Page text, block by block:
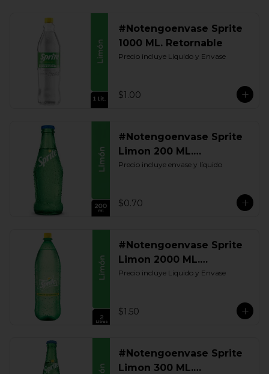
#Notengoenvase Sprite
1000 ML. Retornable
Precio incluye Liquido y Envase
$1.00
#Notengoenvase Sprite
Limon 200 ML.
Retornable
Precio incluye envase y líquido
$0.70
#Notengoenvase Sprite
Limon 2000 ML.
Retornable
Precio incluye Liquido y Envase
$1.50
#Notengoenvase Sprite
Limon 300 ML.